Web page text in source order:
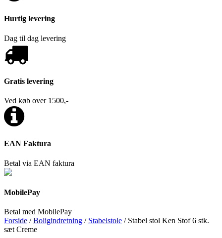
Hurtig levering
Dag til dag levering
Gratis levering
Ved køb over 1500,-
EAN Faktura
Betal via EAN faktura
MobilePay
Betal med MobilePay
Forside /Boligindretning / Stabelstole / Stabel stol Ken Stof 6 stk.
sæt Creme